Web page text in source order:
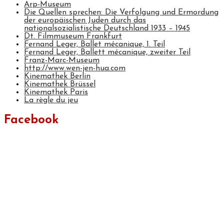
Arp-Museum
Die Quellen sprechen: Die Verfolgung und Ermordung
der europäischen Juden durch das
nationalsozialistische Deutschland 1933 – 1945
Dt. Filmmuseum Frankfurt
Fernand Leger, Ballet mécanique, 1. Teil
Fernand Leger, Ballett mécanique, zweiter Teil
Franz-Marc-Museum
http://www.wen-jen-hua.com
Kinemathek Berlin
Kinemathek Brüssel
Kinemathek Paris
La règle du jeu
Facebook